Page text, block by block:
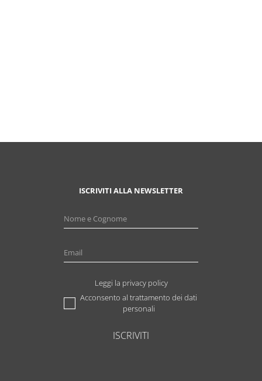
ISCRIVITI ALLA NEWSLETTER
Leggi la privacy policy
Acconsento al trattamento dei dati
personali
ISCRIVITI